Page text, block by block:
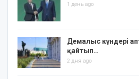
1 день ago
Демалыс күндері
қайтып…
2 дня ago